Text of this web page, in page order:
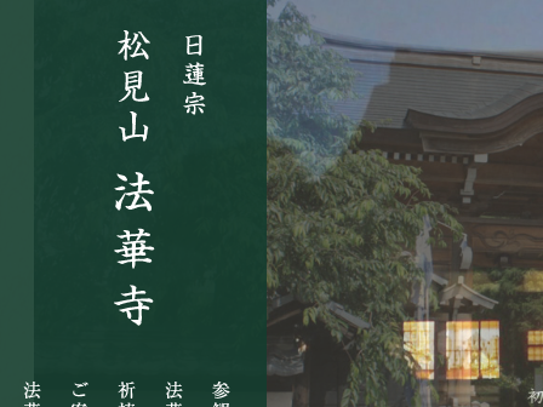
華
案
祷・
華
観・